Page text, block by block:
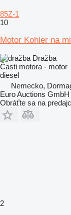
85Z-1
10
Motor Kohler na
Dražba
Časti motora - motor
diesel
Nemecko,
Euro Auctions GmbH
Obráťte sa na
2